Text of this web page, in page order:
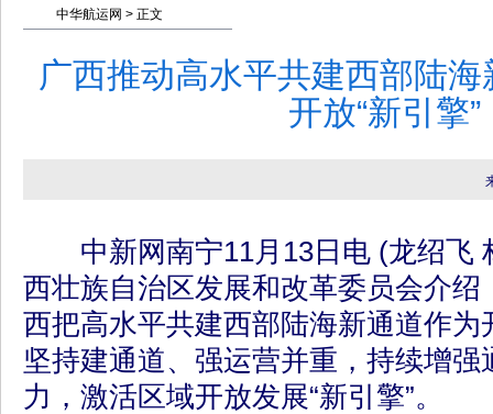
中华航运网 > 正文
广西推动高水平共建西部陆
开放“新引擎”
中新网南宁11月13日电 (龙绍飞
西壮族自治区发展和改革委员会介绍
西把高水平共建西部陆海新通道作为
坚持建通道、强运营并重，持续增强
力，激活区域开放发展“新引擎”。